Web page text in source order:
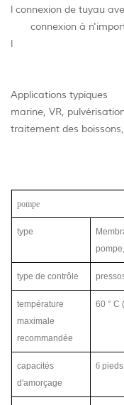
l connexion de tuyau
connexion à
l
Applications typiques
marine, VR,
traitement des
pompe
type
type de contrôle
température
maximale
recommandée
60 ° C
capacités
d'amorçage
6